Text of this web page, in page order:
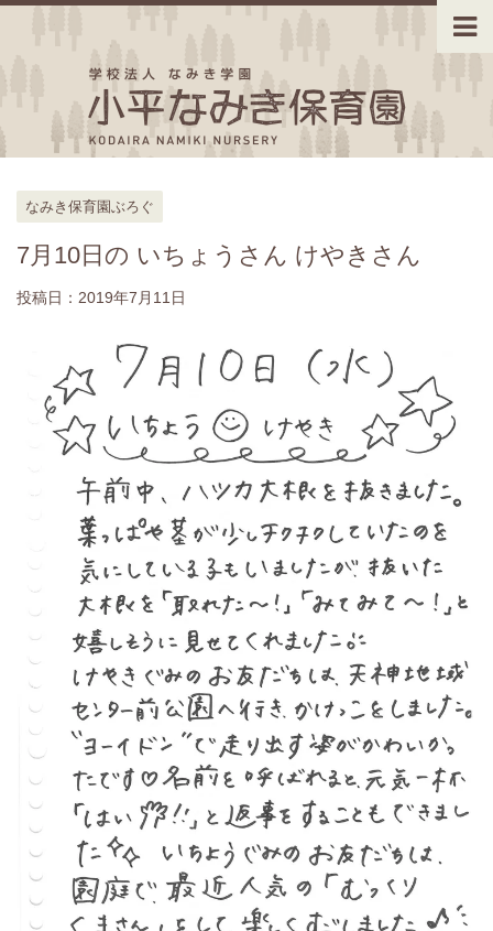
なみき保育園ぶろぐ
7月10日の いちょうさん けやきさん
投稿日： 2019年7月11日